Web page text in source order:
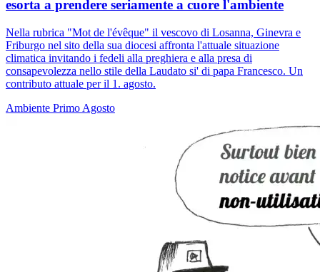
esorta a prendere seriamente a cuore l'ambiente
Nella rubrica "Mot de l'évêque" il vescovo di Losanna, Ginevra e
Friburgo nel sito della sua diocesi affronta l'attuale situazione
climatica invitando i fedeli alla preghiera e alla presa di
consapevolezza nello stile della Laudato si' di papa Francesco. Un
contributo attuale per il 1. agosto.
Ambiente Primo Agosto